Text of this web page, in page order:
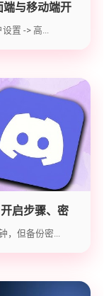
与移动端开
置 -> 高...
启步骤、密
，但备份密...